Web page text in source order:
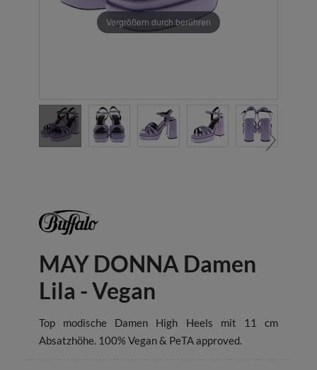
Vergrößern durch berühren
MAY DONNA Damen
Lila - Vegan
Top modische Damen High Heels mit 11 cm
Absatzhöhe. 100% Vegan & PeTA approved.